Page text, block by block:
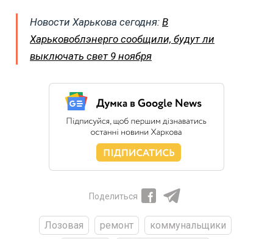
Новости Харькова сегодня: В
Харьковоблэнерго сообщили, будут ли
выключать свет 9 ноября
Поделиться
Лозовая ремонт
коммунальщики